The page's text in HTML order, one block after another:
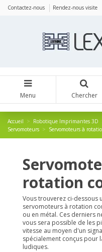
Contactez-nous Rendez-nous visite
Menu Chercher
Accueil Robotique Imprimantes 3D
Servomoteurs
Servomoteurs à
rotation
Vous trouverez ci-dessous
servomoteurs à rotation
ou en métal. Ces derniers
vous sera possible de les
vitesse au moyen d'un
spécialement conçus pour
ludiques.
Panneau de gestion des cookies